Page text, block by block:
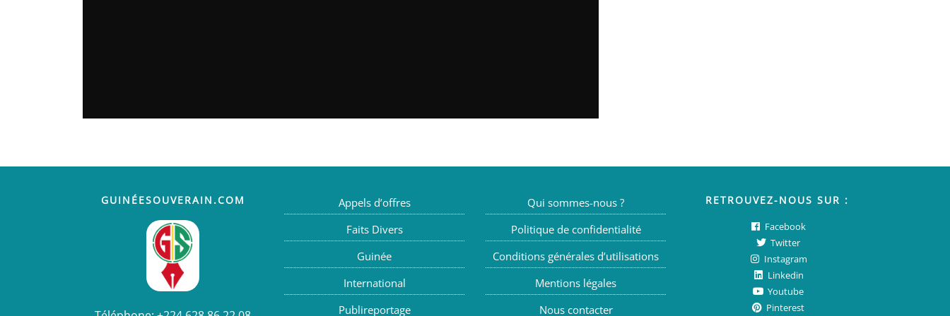
GUINÉESOUVERAIN.COM
Appels d’offres
Faits Divers
Guinée
International
Publireportage
Qui sommes-nous ?
Politique de confidentialité
Conditions générales d’utilisations
Mentions légales
Nous contacter
RETROUVEZ-NOUS SUR :
Facebook
Twitter
Instagram
Linkedin
Youtube
Pinterest